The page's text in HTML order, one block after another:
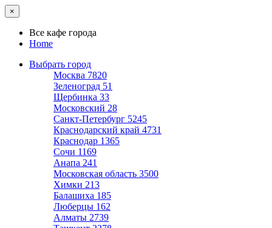
×
Все кафе города
Home
Выбрать город
Москва 7820
Зеленоград 51
Щербинка 33
Московский 28
Санкт-Петербург 5245
Краснодарский край 4731
Краснодар 1365
Сочи 1169
Анапа 241
Московская область 3500
Химки 213
Балашиха 185
Люберцы 162
Алматы 2739